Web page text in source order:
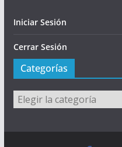
Iniciar Sesión
Cerrar Sesión
Categorías
Categorías